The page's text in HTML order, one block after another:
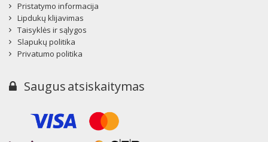
Pristatymo informacija
Lipdukų klijavimas
Taisyklės ir sąlygos
Slapukų politika
Privatumo politika
Saugus atsiskaitymas